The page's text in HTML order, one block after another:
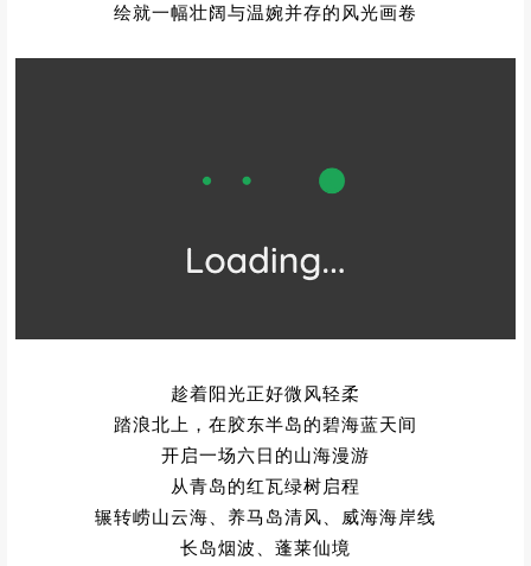
绘就一幅壮阔与温婉并存的风光画卷
趁着阳光正好微风轻柔
踏浪北上，在胶东半岛的碧海蓝天间
开启一场六日的山海漫游
从青岛的红瓦绿树启程
辗转崂山云海、养马岛清风、威海海岸线
长岛烟波、蓬莱仙境